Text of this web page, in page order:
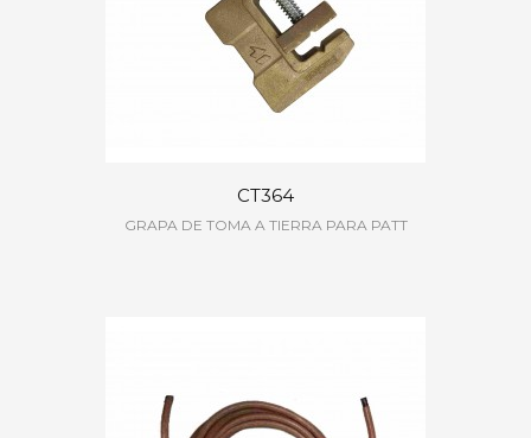
CT364
GRAPA DE TOMA A TIERRA PARA PATT